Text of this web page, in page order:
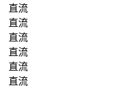
直流
直流
直流
直流
直流
直流